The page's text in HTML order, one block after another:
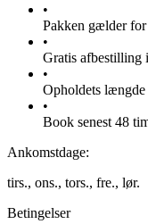
•
Pakken gælder for
•
Gratis afbestilling
•
Opholdets længde
•
Book senest 48
Ankomstdage:
tirs., ons., tors., fre., lør.
Betingelser